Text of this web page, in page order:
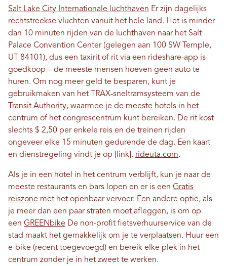
Salt Lake City Internationale luchthaven Er zijn dagelijks
rechtstreekse vluchten vanuit het hele land. Het is minder
dan 10 minuten rijden van de luchthaven naar het Salt
Palace Convention Center (gelegen aan 100 SW Temple,
UT 84101), dus een taxirit of rit via een rideshare-app is
goedkoop – de meeste mensen hoeven geen auto te
huren. Om nog meer geld te besparen, kunt je
gebruikmaken van het TRAX-sneltramsysteem van de
Transit Authority, waarmee je de meeste hotels in het
centrum of het congrescentrum kunt bereiken. De rit kost
slechts $ 2,50 per enkele reis en de treinen rijden
ongeveer elke 15 minuten gedurende de dag. Een kaart
en dienstregeling vindt je op [link]. rideuta.com.
Als je in een hotel in het centrum verblijft, kun je naar de
meeste restaurants en bars lopen en er is een Gratis
reiszone met het openbaar vervoer. Een andere optie, als
je meer dan een paar straten moet afleggen, is om op
een GREENbike De non-profit fietsverhuurservice van de
stad maakt het gemakkelijk om je te verplaatsen. Huur een
e-bike (recent toegevoegd) en bereik elke plek in het
centrum zonder je in het zweet te werken.